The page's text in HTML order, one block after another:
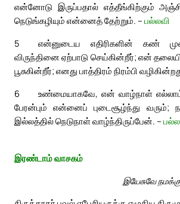
என்னோடு இருப்பதால் எத்தீங்கிற்கும்
நெடுங்கழியும் என்னைத் தேற்றும். – பல்லவி
5
என்னுடைய எதிரிகளின் கண்
விருந்தினை ஏற்பாடு செய்கின்றீர்; என்
பூசுகின்றீர்; எனது பாத்திரம் நிரம்பி
6
உண்மையாகவே, என் வாழ்நாள்
பேரன்பும் என்னைப் புடைசூழ்ந்து
இல்லத்தில் நெடுநாள் வாழ்ந்திருப்பேன். –
இரண்டாம் வாசகம்
இயேசுவே